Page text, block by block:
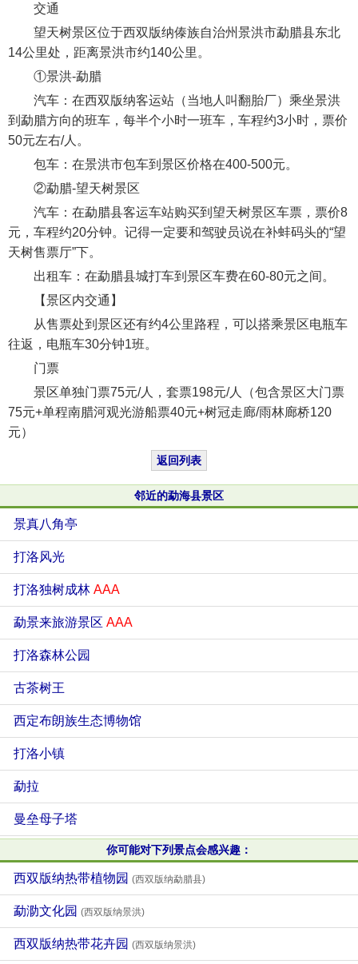
交通
望天树景区位于西双版纳傣族自治州景洪市勐腊县东北
14公里处，距离景洪市约140公里。
①景洪-勐腊
汽车：在西双版纳客运站（当地人叫翻胎厂）乘坐景洪
到勐腊方向的班车，每半个小时一班车，车程约3小时，票价
50元左右/人。
包车：在景洪市包车到景区价格在400-500元。
②勐腊-望天树景区
汽车：在勐腊县客运车站购买到望天树景区车票，票价8
元，车程约20分钟。记得一定要和驾驶员说在补蚌码头的“望
天树售票厅”下。
出租车：在勐腊县城打车到景区车费在60-80元之间。
【景区内交通】
从售票处到景区还有约4公里路程，可以搭乘景区电瓶车
往返，电瓶车30分钟1班。
门票
景区单独门票75元/人，套票198元/人（包含景区大门票
75元+单程南腊河观光游船票40元+树冠走廊/雨林廊桥120
元）
返回列表
邻近的勐海县景区
景真八角亭
打洛风光
打洛独树成林 AAA
勐景来旅游景区 AAA
打洛森林公园
古茶树王
西定布朗族生态博物馆
打洛小镇
勐拉
曼垒母子塔
你可能对下列景点会感兴趣：
西双版纳热带植物园 (西双版纳勐腊县)
勐泐文化园 (西双版纳景洪)
西双版纳热带花卉园 (西双版纳景洪)